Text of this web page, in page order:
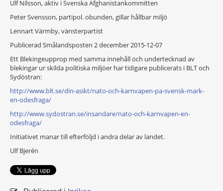
Ulf Nilsson, aktiv i Svenska Afghanistankommitten
Peter Svensson, partipol. obunden, gillar hållbar miljö
Lennart Värmby, vänsterpartist
Publicerad Smålandsposten 2 december 2015-12-07
Ett Blekingeupprop med samma innehåll och undertecknad av
blekingar ur skilda politiska miljöer har tidigare publicerats i BLT och
Sydöstran:
http://www.blt.se/din-asikt/nato-och-karnvapen-pa-svensk-mark-
en-odesfraga/
http://www.sydostran.se/insandare/nato-och-karnvapen-en-
odesfraga/
Initiativet manar till efterföljd i andra delar av landet.
Ulf Bjerén